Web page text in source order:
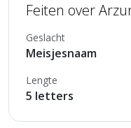
Feiten over
Geslacht
Meisjesnaam
Lengte
5 letters